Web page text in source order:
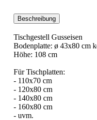
Beschreibung
Tischgestell Gusseisen
Bodenplatte: ø 43x80 cm
Höhe: 108 cm
Für Tischplatten:
- 110x70 cm
- 120x80 cm
- 140x80 cm
- 160x80 cm
- uvm.